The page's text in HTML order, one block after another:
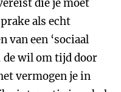
die je moet
als echt
van een ‘sociaal
de wil om tijd door
vermogen je in